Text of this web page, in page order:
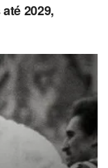
2029,